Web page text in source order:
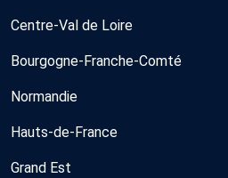
Centre-Val de Loire
Bourgogne-Franche-Comté
Normandie
Hauts-de-France
Grand Est